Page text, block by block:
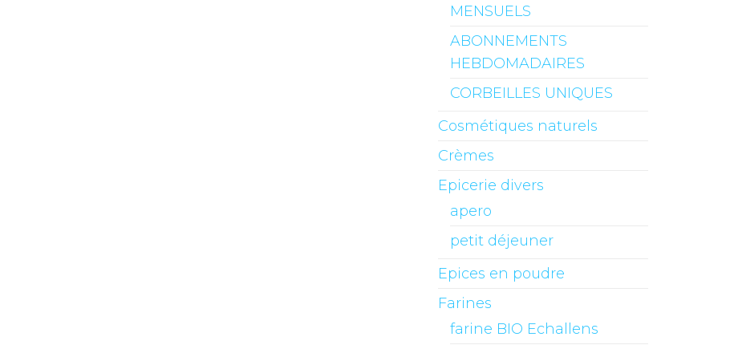
MENSUELS
ABONNEMENTS
HEBDOMADAIRES
CORBEILLES UNIQUES
Cosmétiques naturels
Crèmes
Epicerie divers
apero
petit déjeuner
Epices en poudre
Farines
farine BIO Echallens